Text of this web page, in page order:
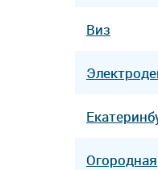
Виз
Огородная